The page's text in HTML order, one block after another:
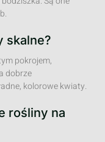
skalne?
pokrojem,
dobrze
kolorowe kwiaty.
rośliny na